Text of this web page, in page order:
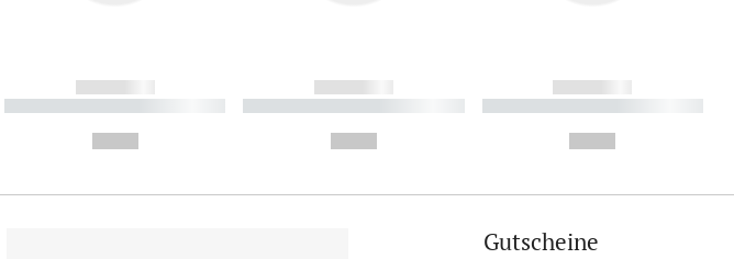
------------
----------- ----------- ----------
------------
----------- ----------- ----------
------------
----------- ----------- ----------
Gutscheine